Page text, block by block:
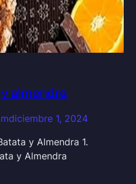
almendra
diciembre 1, 2024
y Almendra 1.
y Almendra